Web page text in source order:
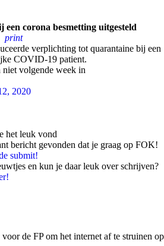
corona besmetting uitgesteld
print
verplichting tot quarantaine bij een
COVID-19 patient.
niet volgende week in
2020
het leuk vond
bericht gevonden dat je graag op FOK!
submit!
en kun je daar leuk over schrijven?
de FP om het internet af te struinen op